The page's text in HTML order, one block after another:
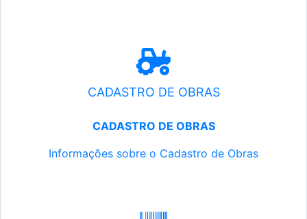
CADASTRO DE OBRAS
CADASTRO DE OBRAS
Informações sobre o Cadastro de Obras